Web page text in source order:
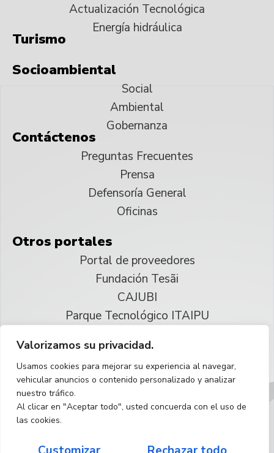
Valorizamos su privacidad.
Usamos cookies para mejorar su experiencia al navegar,
vehicular anuncios o contenido personalizado y analizar
nuestro tráfico.
Al clicar en "Aceptar todo", usted concuerda con el uso de
las cookies.
Actualización Tecnológica
Energía hidráulica
Turismo
Socioambiental
Social
Ambiental
Gobernanza
Contáctenos
Preguntas Frecuentes
Prensa
Defensoría General
Oficinas
Otros portales
Portal de proveedores
Fundación Tesãi
CAJUBI
Parque Tecnológico ITAIPU
Reservados todos los derechos
Español